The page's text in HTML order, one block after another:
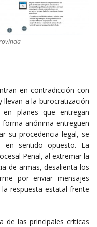
en contradicción con
llevan a la burocratización
planes que entregan
anónima entreguen
su procedencia legal, se
en sentido opuesto. La
Penal, al extremar la
de armas, desalienta los
por enviar mensajes
respuesta estatal frente
de las principales críticas